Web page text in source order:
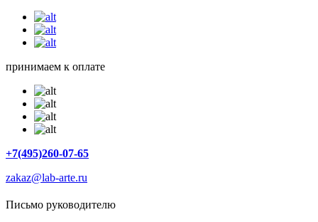
принимаем к оплате
+7(495)260-07-65
zakaz@lab-arte.ru
Письмо руководителю